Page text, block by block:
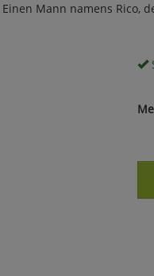
Mann namens Rico,